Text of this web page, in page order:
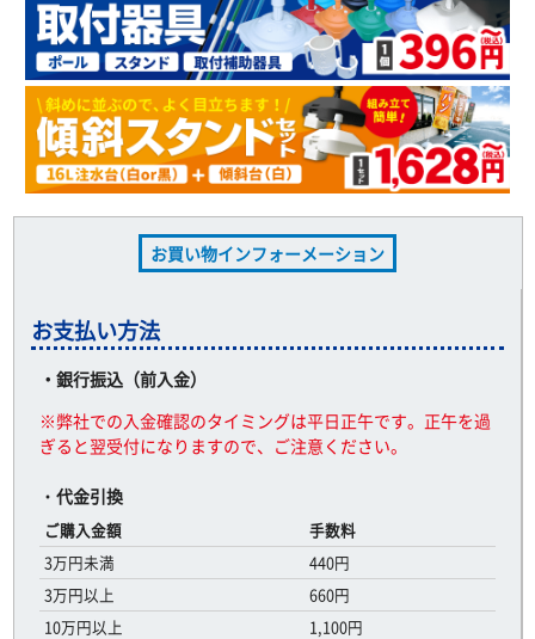
お買い物インフォーメーション
お支払い方法
・銀行振込（前入金）
※弊社での入金確認のタイミングは平日正午です。正午を過
ぎると翌受付になりますので、ご注意ください。
・ 代金引換
ご購入金額
手数料
3万円未満
440円
3万円以上
660円
10万円以上
1,100円